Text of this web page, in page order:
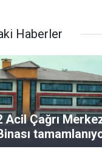
Haberler
Acil Çağrı